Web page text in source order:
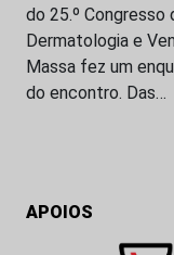
do 25.º
Dermatologia e
Massa fez um
do encontro. Das…
APOIOS